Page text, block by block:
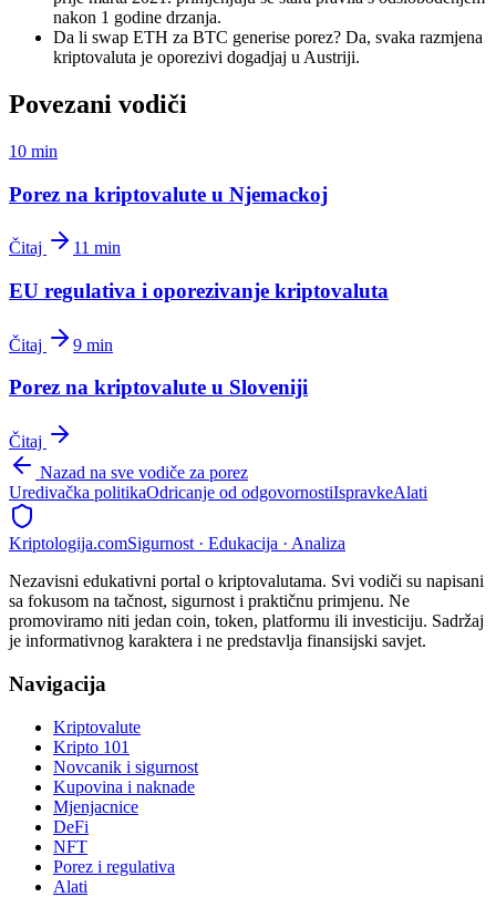
nakon 1 godine drzanja.
Da li swap ETH za BTC generise porez? Da, svaka razmjena
kriptovaluta je oporezivi dogadjaj u Austriji.
Povezani vodiči
10 min
Porez na kriptovalute u Njemackoj
Čitaj 11 min
EU regulativa i oporezivanje kriptovaluta
Čitaj 9 min
Porez na kriptovalute u Sloveniji
Čitaj
Nazad na sve vodiče za porez
Uredivačka politikaOdricanje od odgovornostiIspravkeAlati
Kriptologija.comSigurnost · Edukacija · Analiza
Nezavisni edukativni portal o kriptovalutama. Svi vodiči su napisani
sa fokusom na tačnost, sigurnost i praktičnu primjenu. Ne
promoviramo niti jedan coin, token, platformu ili investiciju. Sadržaj
je informativnog karaktera i ne predstavlja finansijski savjet.
Navigacija
Kriptovalute
Kripto 101
Novcanik i sigurnost
Kupovina i naknade
Mjenjacnice
DeFi
NFT
Porez i regulativa
Alati